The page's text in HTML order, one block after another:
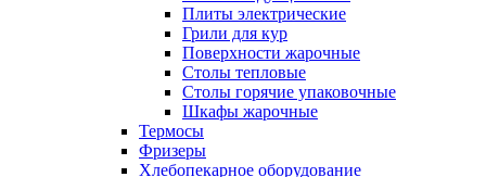
Плиты электрические
Грили для кур
Поверхности жарочные
Столы тепловые
Столы горячие упаковочные
Шкафы жарочные
Термосы
Фризеры
Хлебопекарное оборудование